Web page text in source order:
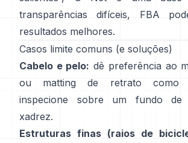
transparências difíceis,
FBA
resultados melhores.
Casos limite comuns (e soluções)
Cabelo e pelo: dê preferência ao
ou matting de retrato como
inspecione sobre um fundo de
xadrez.
Estruturas finas (raios de